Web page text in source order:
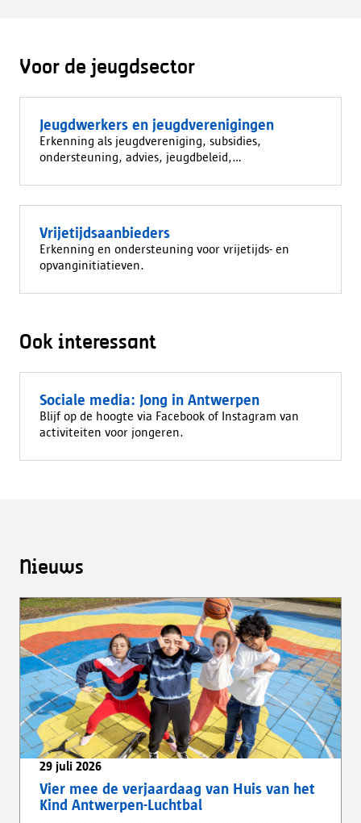
Voor de jeugdsector
Jeugdwerkers en jeugdverenigingen
Erkenning als jeugdvereniging, subsidies,
ondersteuning, advies, jeugdbeleid,...
Vrijetijdsaanbieders
Erkenning en ondersteuning voor vrijetijds- en
opvanginitiatieven.
Ook interessant
Sociale media: Jong in Antwerpen
Blijf op de hoogte via Facebook of Instagram van
activiteiten voor jongeren.
Nieuws
29 juli 2026
Vier mee de verjaardaag van Huis van het
Kind Antwerpen-Luchtbal